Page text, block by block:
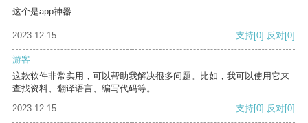
这个是app神器
2023-12-15 支持[0] 反对[0]
游客
这款软件非常实用，可以帮助我解决很多问题。比如，我可以使用它来
查找资料、翻译语言、编写代码等。
2023-12-15
支持[0] 反对[0]